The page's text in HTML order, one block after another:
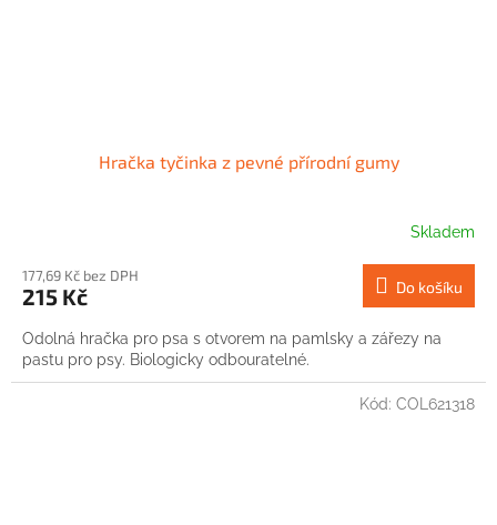
Hračka tyčinka z pevné přírodní gumy
Skladem
177,69 Kč bez DPH
215 Kč Do košíku
Odolná hračka pro psa s otvorem na pamlsky a zářezy na
pastu pro psy. Biologicky odbouratelné.
Kód: COL621318